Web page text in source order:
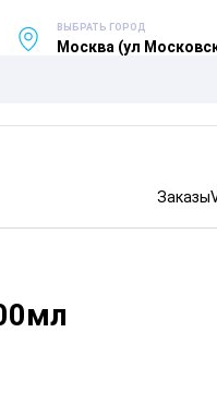
ВЫБРАТЬ ГОРОД
Москва (ул
Заказы